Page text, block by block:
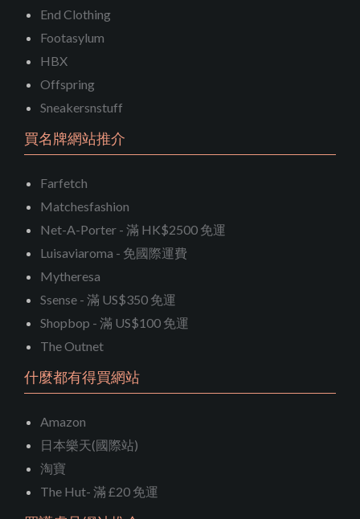
End Clothing
Footasylum
HBX
Offspring
Sneakersnstuff
買名牌網站推介
Farfetch
Matchesfashion
Net-A-Porter - 滿 HK$2500 免運
Luisaviaroma - 免國際運費
Mytheresa
Ssense - 滿 US$350 免運
Shopbop - 滿 US$100 免運
The Outnet
什麼都有得買網站
Amazon
日本樂天(國際站)
淘寶
The Hut- 滿 £20 免運